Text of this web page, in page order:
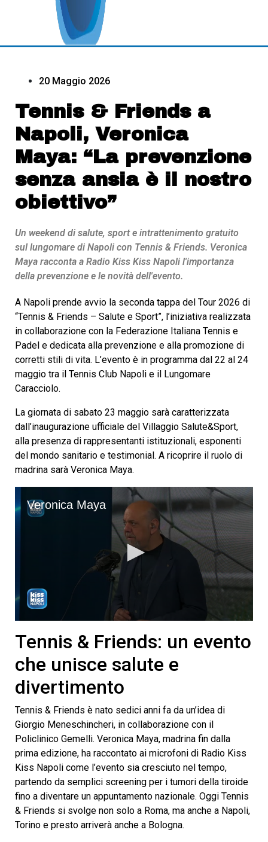
20 Maggio 2026
Tennis & Friends a
Napoli, Veronica
Maya: “La prevenzione
senza ansia è il nostro
obiettivo”
Un weekend di salute, sport e intrattenimento gratuito
sul lungomare di Napoli con Tennis & Friends. Veronica
Maya racconta a Radio Kiss Kiss Napoli l'importanza
della prevenzione e le novità dell'evento.
A Napoli prende avvio la seconda tappa del Tour 2026 di
“Tennis & Friends – Salute e Sport”, l’iniziativa realizzata
in collaborazione con la Federazione Italiana Tennis e
Padel e dedicata alla prevenzione e alla promozione di
corretti stili di vita. L’evento è in programma dal 22 al 24
maggio tra il Tennis Club Napoli e il Lungomare
Caracciolo.
La giornata di sabato 23 maggio sarà caratterizzata
dall’inaugurazione ufficiale del Villaggio Salute&Sport,
alla presenza di rappresentanti istituzionali, esponenti
del mondo sanitario e testimonial. A ricoprire il ruolo di
madrina sarà Veronica Maya.
Veronica Maya
seconds
minutes,
4
seconds
Tennis & Friends: un evento
che unisce salute e
divertimento
Tennis & Friends è nato sedici anni fa da un’idea di
Giorgio Meneschincheri, in collaborazione con il
Policlinico Gemelli. Veronica Maya, madrina fin dalla
prima edizione, ha raccontato ai microfoni di Radio Kiss
Kiss Napoli come l’evento sia cresciuto nel tempo,
partendo da semplici screening per i tumori della tiroide
fino a diventare un appuntamento nazionale. Oggi Tennis
& Friends si svolge non solo a Roma, ma anche a Napoli,
Torino e presto arriverà anche a Bologna.